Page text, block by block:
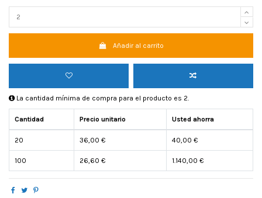
Añadir al carrito
La cantidad mínima de compra para el producto es 2.
Cantidad Precio unitario Usted ahorra
20 36,00 € 40,00 €
100 26,60 € 1.140,00 €